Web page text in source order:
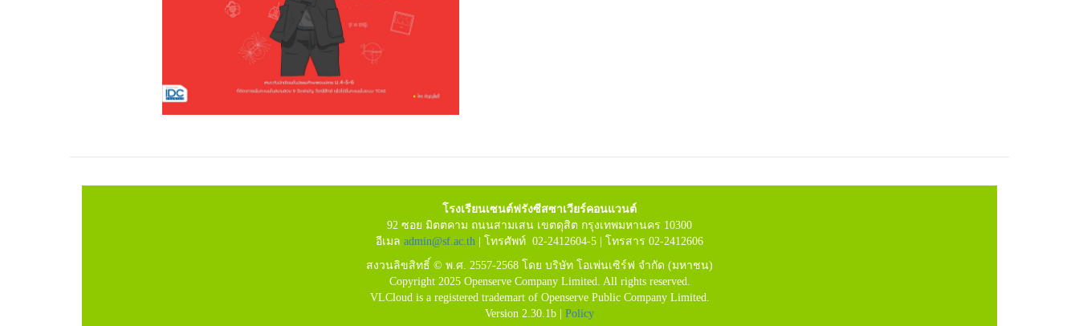
โรงเรียนเซนต์ฟรังซีสซาเวียร์คอนแวนต์
92 ซอย มิตตคาม ถนนสามเสน เขตดุสิต กรุงเทพมหานคร 10300
อีเมล admin@sf.ac.th | โทรศัพท์ 02-2412604-5 | โทรสาร 02-2412606
สงวนลิขสิทธิ์ © พ.ศ. 2557-2568 โดย บริษัท โอเพ่นเซิร์ฟ จำกัด (มหาชน)
Copyright 2025 Openserve Company Limited. All rights reserved.
VLCloud is a registered trademart of Openserve Public Company Limited.
Version 2.30.1b | Policy